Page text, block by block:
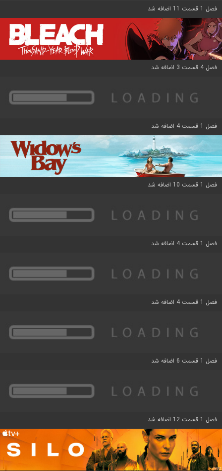
فصل 1 قسمت 11 اضافه شد
فصل 4 قسمت 3 اضافه شد
فصل 1 قسمت 4 اضافه شد
فصل 1 قسمت 10 اضافه شد
فصل 1 قسمت 4 اضافه شد
فصل 1 قسمت 4 اضافه شد
فصل 1 قسمت 6 اضافه شد
فصل 1 قسمت 12 اضافه شد